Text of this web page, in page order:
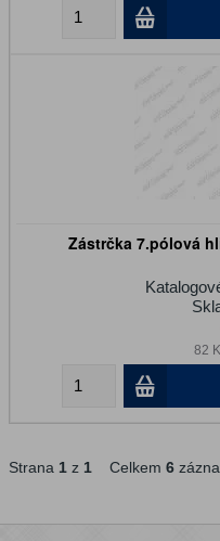
Zástrčka 7.pólová
82
Strana 1 z 1 Celkem 6